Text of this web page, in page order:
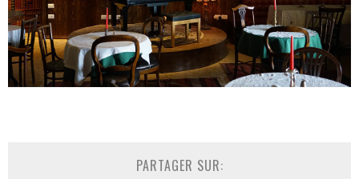
PARTAGER SUR: